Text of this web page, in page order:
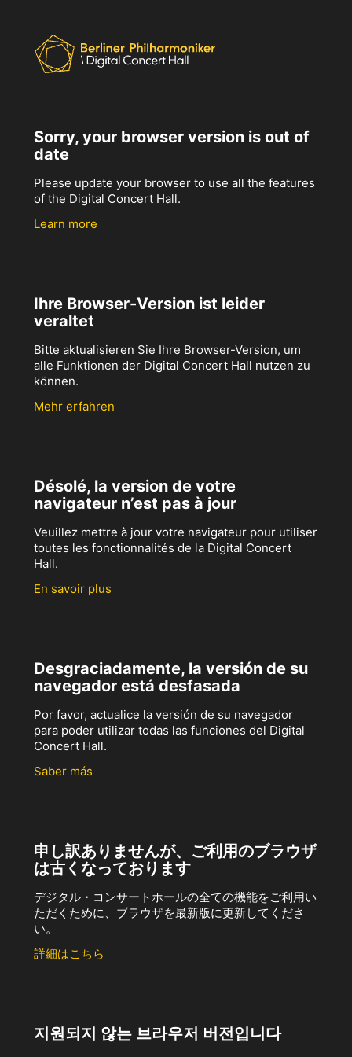
Sorry, your browser version is out of
date
Please update your browser to use all the features
of the Digital Concert Hall.
Learn more
Ihre Browser-Version ist leider
veraltet
Bitte aktualisieren Sie Ihre Browser-Version, um
alle Funktionen der Digital Concert Hall nutzen zu
können.
Mehr erfahren
Désolé, la version de votre
navigateur n’est pas à jour
Veuillez mettre à jour votre navigateur pour utiliser
toutes les fonctionnalités de la Digital Concert
Hall.
En savoir plus
Desgraciadamente, la versión de su
navegador está desfasada
Por favor, actualice la versión de su navegador
para poder utilizar todas las funciones del Digital
Concert Hall.
Saber más
申し訳ありませんが、ご利用のブラウザ
は古くなっております
デジタル・コンサートホールの全ての機能をご利用い
ただくために、ブラウザを最新版に更新してくださ
い。
詳細はこちら
지원되지 않는 브라우저 버전입니다